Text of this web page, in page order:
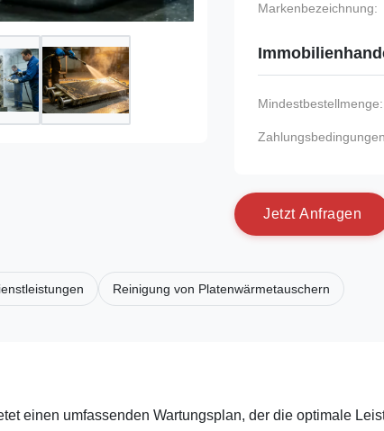
Markenbezeichnung:
Mindestbestellmenge:
Jetzt Anfragen
Reinigung von Platenwärmetauschern
einen umfassenden Wartungsplan, der die optimale